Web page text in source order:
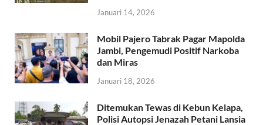
Januari 14, 2026
Mobil Pajero Tabrak Pagar Mapolda
Jambi, Pengemudi Positif Narkoba
dan Miras
Januari 18, 2026
Ditemukan Tewas di Kebun Kelapa,
Polisi Autopsi Jenazah Petani Lansia